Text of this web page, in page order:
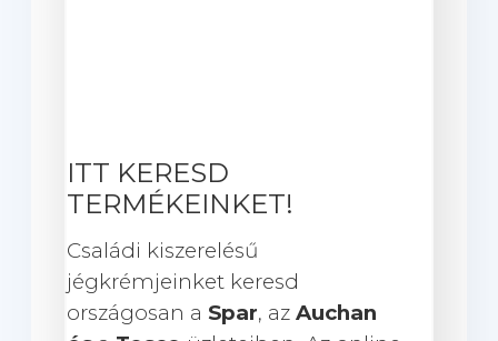
ITT KERESD
TERMÉKEINKET!
Családi kiszerelésű
jégkrémjeinket keresd
országosan a Spar, az Auchan